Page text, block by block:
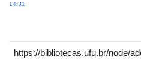
14:31
https://bibliotecas.ufu.br/node/